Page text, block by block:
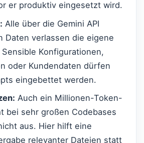
er produktiv eingesetzt wird.
Alle über die Gemini API
Daten verlassen die eigene
Konfigurationen,
oder Kundendaten dürfen
eingebettet werden.
Auch ein Millionen-Token-
bei sehr großen Codebases
aus. Hier hilft eine
relevanter Dateien statt